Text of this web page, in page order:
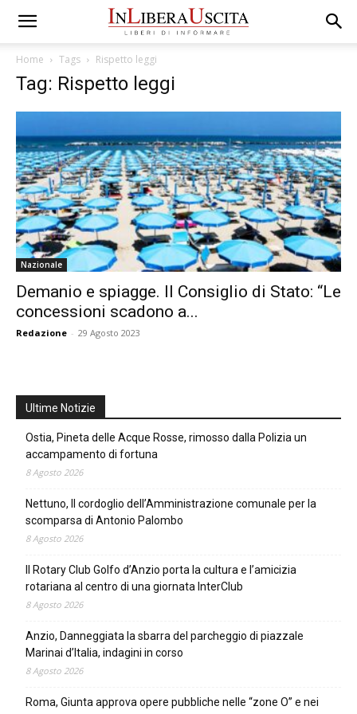
Home Tags Rispetto leggi
Tag: Rispetto leggi
Nazionale
Demanio e spiagge. Il Consiglio di Stato: “Le
concessioni scadono a...
Redazione - 29 Agosto 2023
Ultime Notizie
Ostia, Pineta delle Acque Rosse, rimosso dalla Polizia un
accampamento di fortuna
8 Agosto 2026
Nettuno, Il cordoglio dell’Amministrazione comunale per la
scomparsa di Antonio Palombo
8 Agosto 2026
Il Rotary Club Golfo d’Anzio porta la cultura e l’amicizia
rotariana al centro di una giornata InterClub
8 Agosto 2026
Anzio, Danneggiata la sbarra del parcheggio di piazzale
Marinai d’Italia, indagini in corso
8 Agosto 2026
Roma, Giunta approva opere pubbliche nelle “zone O” e nei